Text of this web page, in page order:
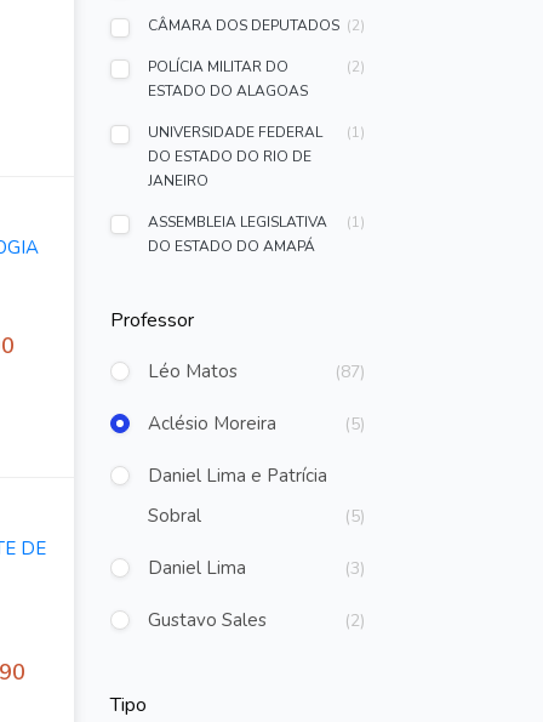
DE
CÂMARA DOS DEPUTADOS (2)
POLÍCIA MILITAR DO
ESTADO DO ALAGOAS
(2)
UNIVERSIDADE FEDERAL
DO ESTADO DO RIO DE
JANEIRO
(1)
ASSEMBLEIA LEGISLATIVA
DO ESTADO DO AMAPÁ
(1)
Professor
Léo Matos (87)
Aclésio Moreira (5)
Daniel Lima e Patrícia
Sobral
(5)
Daniel Lima (3)
Gustavo Sales (2)
Tipo